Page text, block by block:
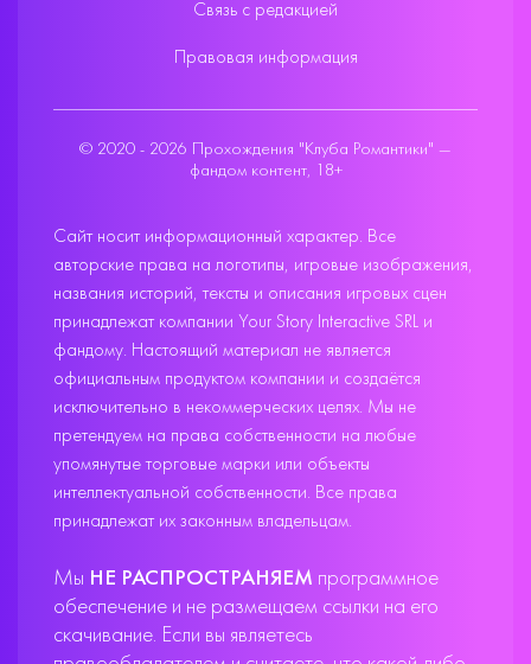
Связь с редакцией
Правовая информация
© 2020 - 2026 Прохождения "Клуба Романтики" —
фандом контент, 18+
Сайт носит информационный характер. Все
авторские права на логотипы, игровые изображения,
названия историй, тексты и описания игровых сцен
принадлежат компании Your Story Interactive SRL и
фандому. Настоящий материал не является
официальным продуктом компании и создаётся
исключительно в некоммерческих целях. Мы не
претендуем на права собственности на любые
упомянутые торговые марки или объекты
интеллектуальной собственности. Все права
принадлежат их законным владельцам.
Мы НЕ РАСПРОСТРАНЯЕМ программное
обеспечение и не размещаем ссылки на его
скачивание. Если вы являетесь